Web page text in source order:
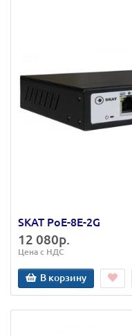
SKAT PoE-8E-2G
12 080р.
Цена с НДС
В корзину